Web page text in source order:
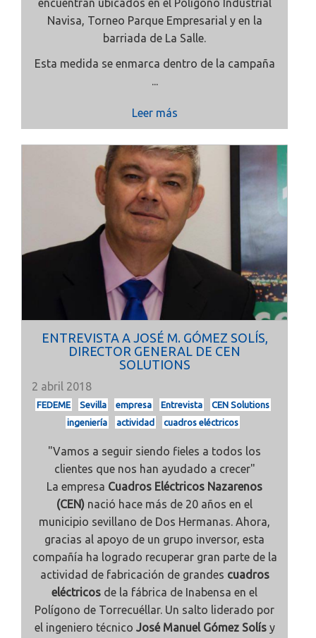
encuentran ubicados en el Polígono Industrial
Navisa, Torneo Parque Empresarial y en la
barriada de La Salle.
Esta medida se enmarca dentro de la campaña
...
Leer más
ENTREVISTA A JOSÉ M. GÓMEZ SOLÍS,
DIRECTOR GENERAL DE CEN
SOLUTIONS
2 abril 2018
FEDEME Sevilla empresa Entrevista
CEN Solutions
ingeniería
actividad cuadros eléctricos
"Vamos a seguir siendo fieles a todos los
clientes que nos han ayudado a crecer"
La empresa Cuadros Eléctricos Nazarenos
(CEN) nació hace más de 20 años en el
municipio sevillano de Dos Hermanas. Ahora,
gracias al apoyo de un grupo inversor, esta
compañía ha logrado recuperar gran parte de la
actividad de fabricación de grandes cuadros
eléctricos de la fábrica de Inabensa en el
Polígono de Torrecuéllar. Un salto liderado por
el ingeniero técnico José Manuel Gómez Solísy